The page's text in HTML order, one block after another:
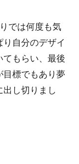
では何度も気
自分のデザイ
てもらい、最後
目標でもあり夢
し切りまし